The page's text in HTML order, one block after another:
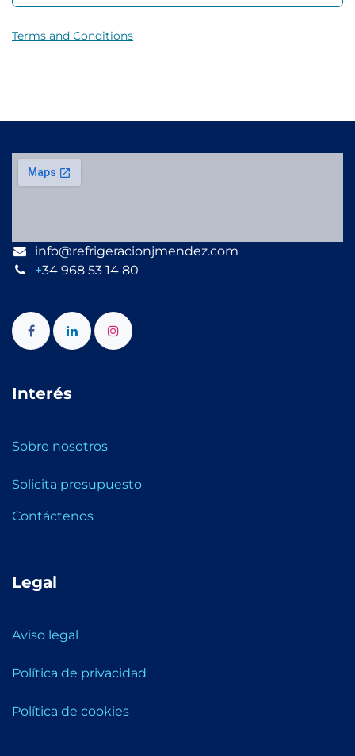
Terms and Conditions
info@refrigeracionjmendez.com
+34 968 53 14 80
Interés
Sobre nosotros
Solicita presupuesto
Contáctenos
Legal
Aviso legal
Política de privacidad
Política de cookies